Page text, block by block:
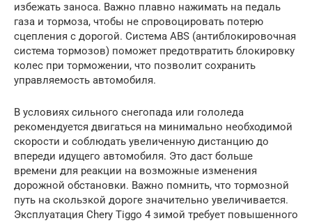
избежать заноса. Важно плавно нажимать на педаль
газа и тормоза, чтобы не спровоцировать потерю
сцепления с дорогой. Система ABS (антиблокировочная
система тормозов) поможет предотвратить блокировку
колес при торможении, что позволит сохранить
управляемость автомобиля.
В условиях сильного снегопада или гололеда
рекомендуется двигаться на минимально необходимой
скорости и соблюдать увеличенную дистанцию до
впереди идущего автомобиля. Это даст больше
времени для реакции на возможные изменения
дорожной обстановки. Важно помнить, что тормозной
путь на скользкой дороге значительно увеличивается.
Эксплуатация Chery Tiggo 4 зимой требует повышенного